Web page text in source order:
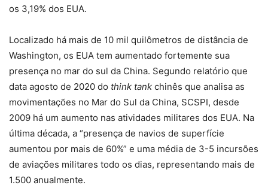
os 3,19% dos EUA.
Localizado há mais de 10 mil quilômetros de distância de
Washington, os EUA tem aumentado fortemente sua
presença no mar do sul da China. Segundo relatório que
data agosto de 2020 do think tank chinês que analisa as
movimentações no Mar do Sul da China, SCSPI, desde
2009 há um aumento nas atividades militares dos EUA. Na
última década, a “presença de navios de superfície
aumentou por mais de 60%” e uma média de 3-5 incursões
de aviações militares todo os dias, representando mais de
1.500 anualmente.